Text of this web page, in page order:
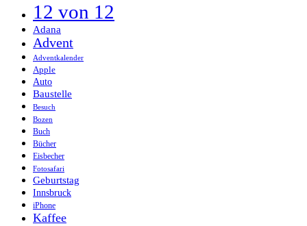
12 von 12
Adana
Advent
Adventkalender
Apple
Auto
Baustelle
Besuch
Bozen
Buch
Bücher
Eisbecher
Fotosafari
Geburtstag
Innsbruck
iPhone
Kaffee